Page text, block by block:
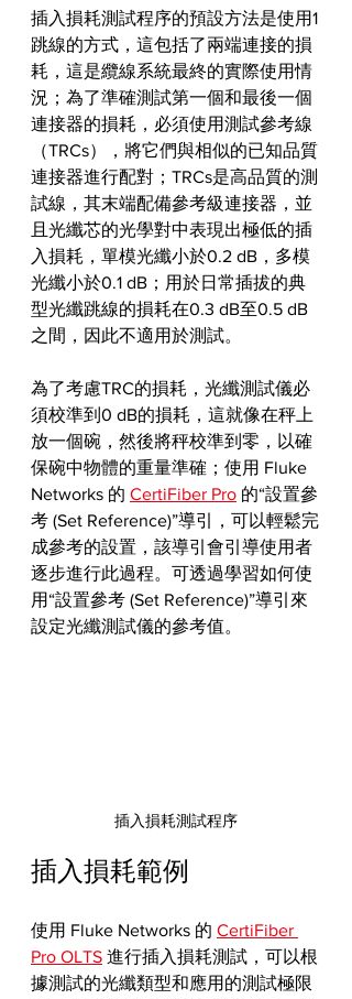
插入損耗測試程序的預設方法是使用1
跳線的方式，這包括了兩端連接的損
耗，這是纜線系統最終的實際使用情
況；為了準確測試第一個和最後一個
連接器的損耗，必須使用測試參考線
（TRCs），將它們與相似的已知品質
連接器進行配對；TRCs是高品質的測
試線，其末端配備參考級連接器，並
且光纖芯的光學對中表現出極低的插
入損耗，單模光纖小於0.2 dB，多模
光纖小於0.1 dB；用於日常插拔的典
型光纖跳線的損耗在0.3 dB至0.5 dB
之間，因此不適用於測試。
為了考慮TRC的損耗，光纖測試儀必
須校準到0 dB的損耗，這就像在秤上
放一個碗，然後將秤校準到零，以確
保碗中物體的重量準確；使用 Fluke
Networks 的 CertiFiber Pro 的“設置參
考 (Set Reference)”導引，可以輕鬆完
成參考的設置，該導引會引導使用者
逐步進行此過程。可透過學習如何使
用“設置參考 (Set Reference)”導引來
設定光纖測試儀的參考值。
插入損耗測試程序
插入損耗範例
使用 Fluke Networks 的 CertiFiber
Pro OLTS 進行插入損耗測試，可以根
據測試的光纖類型和應用的測試極限